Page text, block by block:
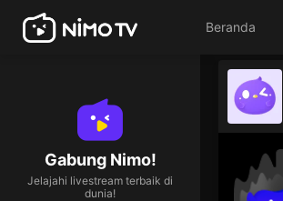
Beranda
Gabung Nimo!
Jelajahi livestream terbaik di
dunia!